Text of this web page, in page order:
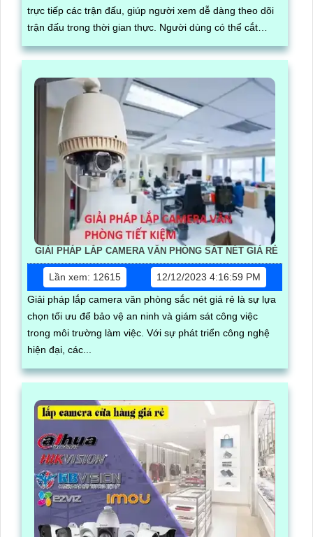
trực tiếp các trận đấu, giúp người xem dễ dàng theo dõi
trận đấu trong thời gian thực. Người dùng có thể cắt
video khoảnh khắc hay trực tiếp và dễ dàng
GIẢI PHÁP LẮP CAMERA VĂN PHÒNG SẮT NÉT GIÁ RẺ
Lần xem: 12615
12/12/2023 4:16:59 PM
Giải pháp lắp camera văn phòng sắc nét giá rẻ là sự lựa
chọn tối ưu để bảo vệ an ninh và giám sát công việc
trong môi trường làm việc. Với sự phát triển công nghệ
hiện đại, các...